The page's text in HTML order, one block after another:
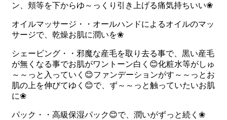
ン、頬等を下からゆ～っくり引き上げる痛気持ちいい❀
オイルマッサージ・・オールハンドによるオイルのマッ
サージで、乾燥お肌に潤いを❀
シェービング・・邪魔な産毛を取り去る事で、黒い産毛
が無くなる事でお肌がワントーン白く😊化粧水等がしゅ
～～っと入っていく😊ファンデーションがす～～っとお
肌の上を伸びてゆく😊で、ず～～っと触っていたいお肌
に❀
パック・・高級保湿パック😊で、潤いがずっと続く❀